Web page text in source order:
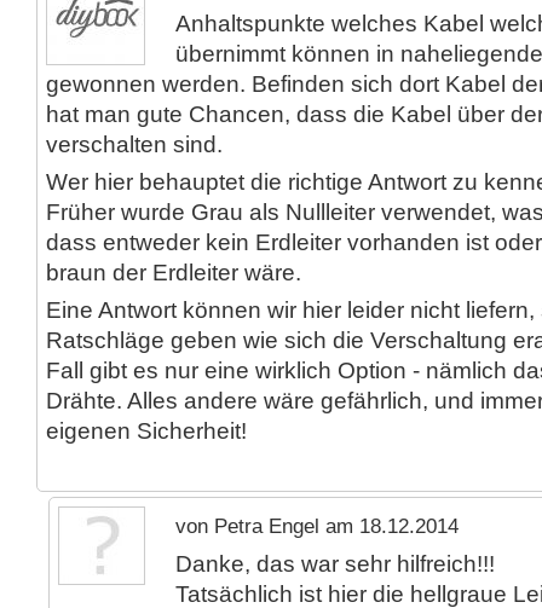
Anhaltspunkte welches Kabel
übernimmt können in
gewonnen werden. Befinden sich dort Kabel
hat man gute Chancen, dass die Kabel über
verschalten sind.
Wer hier behauptet die richtige Antwort zu
Früher wurde Grau als Nullleiter verwendet,
dass entweder kein Erdleiter vorhanden ist
braun der Erdleiter wäre.
Eine Antwort können wir hier leider nicht
Ratschläge geben wie sich die Verschaltung
Fall gibt es nur eine wirklich Option - nämlich
Drähte. Alles andere wäre gefährlich, und
eigenen Sicherheit!
von Petra Engel am 18.12.2014
Danke, das war sehr hilfreich!!!
Tatsächlich ist hier die hellgraue